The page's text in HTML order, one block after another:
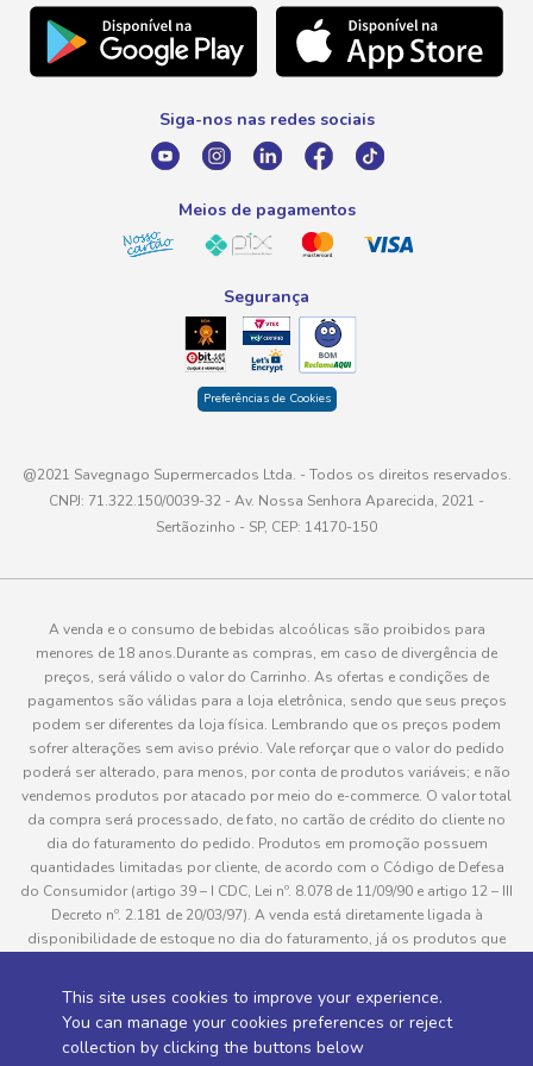
This site uses cookies to improve your experience.
You can manage your cookies preferences or reject
collection by clicking the buttons below
Natal
Promoção Fim de Ano
Telefone
0800 016 6680
atendimento@savegnago.com.br
Siga-nos nas redes sociais
Meios de pagamentos
Segurança
Preferências de Cookies
@2021 Savegnago Supermercados Ltda. - Todos os direitos reservados.
CNPJ: 71.322.150/0039-32 - Av. Nossa Senhora Aparecida, 2021 -
Sertãozinho - SP, CEP: 14170-150
A venda e o consumo de bebidas alcoólicas são proibidos para
menores de 18 anos.Durante as compras, em caso de divergência de
preços, será válido o valor do Carrinho. As ofertas e condições de
pagamentos são válidas para a loja eletrônica, sendo que seus preços
podem ser diferentes da loja física. Lembrando que os preços podem
sofrer alterações sem aviso prévio. Vale reforçar que o valor do pedido
poderá ser alterado, para menos, por conta de produtos variáveis; e não
vendemos produtos por atacado por meio do e-commerce. O valor total
da compra será processado, de fato, no cartão de crédito do cliente no
dia do faturamento do pedido. Produtos em promoção possuem
quantidades limitadas por cliente, de acordo com o Código de Defesa
do Consumidor (artigo 39 – I CDC, Lei nº. 8.078 de 11/09/90 e artigo 12 – III
Decreto nº. 2.181 de 20/03/97). A venda está diretamente ligada à
disponibilidade de estoque no dia do faturamento, já os produtos que
pedido do cliente, este não será entregue e o valor do item não será
cobrado. As fotos dos produtos no site são ilustrativas, podendo haver
divergência com o produto real e todos os pedidos estão sujeitos à